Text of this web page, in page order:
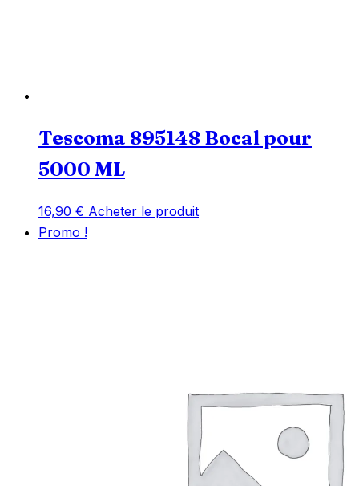
Tescoma 895148 Bocal pour
5000 ML
16,90 € Acheter le produit
Promo !